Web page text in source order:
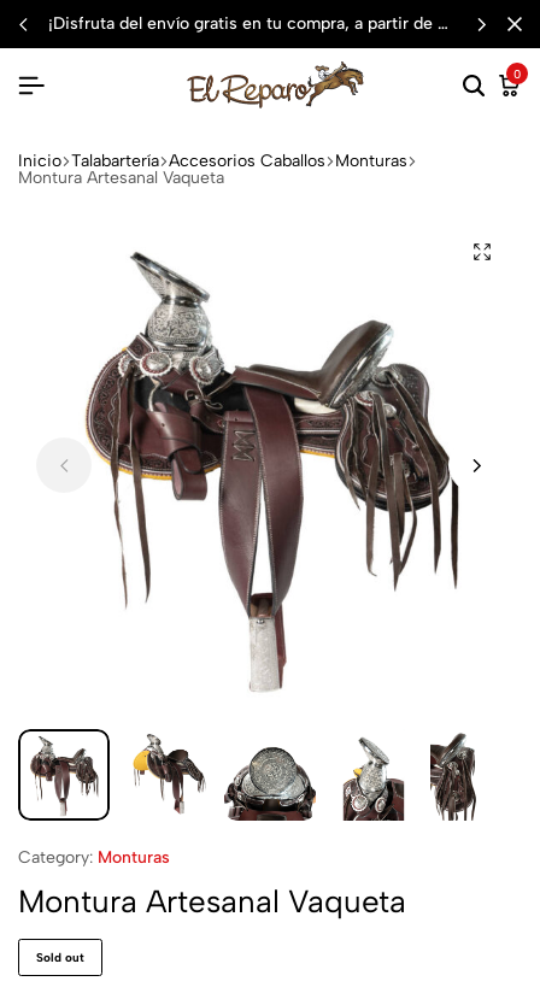
¡disfruta del envío gratis en tu compra, a partir de $3,000 mxn
0
Inicio Talabartería Accesorios Caballos Monturas
Montura Artesanal Vaqueta
Category: Monturas
Montura Artesanal Vaqueta
Sold out